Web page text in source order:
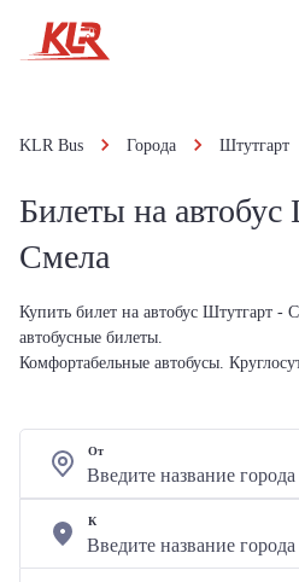
KLR Bus Города Штутгарт
Билеты на автобус
Смела
Купить билет на автобус Штутгарт -
автобусные билеты.
Комфортабельные автобусы.
От
К